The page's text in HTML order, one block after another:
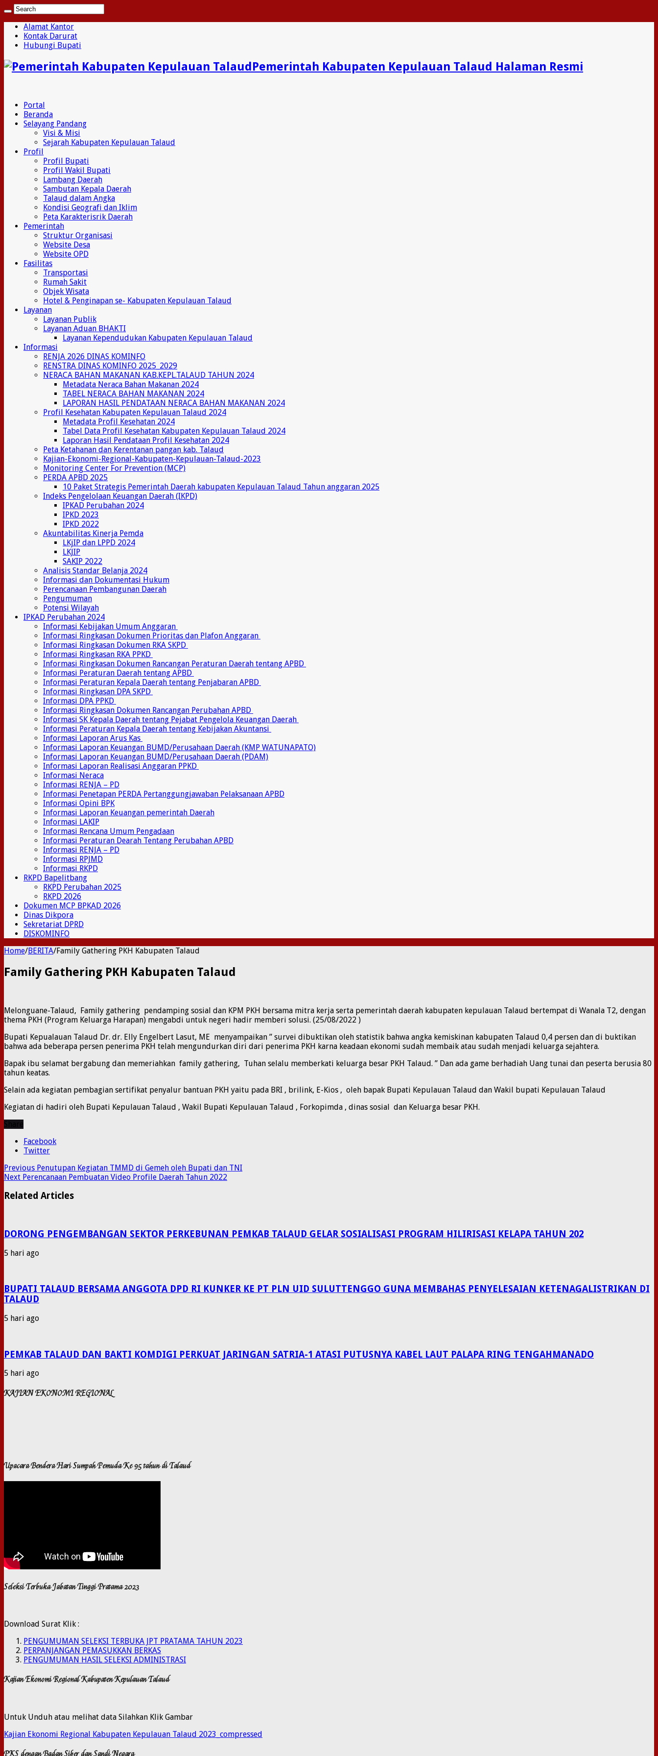
Alamat Kantor
Kontak Darurat
Hubungi Bupati
Pemerintah Kabupaten Kepulauan Talaud Halaman Resmi
Portal
Beranda
Selayang Pandang
Visi & Misi
Sejarah Kabupaten Kepulauan Talaud
Profil
Profil Bupati
Profil Wakil Bupati
Lambang Daerah
Sambutan Kepala Daerah
Talaud dalam Angka
Kondisi Geografi dan Iklim
Peta Karakterisrik Daerah
Pemerintah
Struktur Organisasi
Website Desa
Website OPD
Fasilitas
Transportasi
Rumah Sakit
Objek Wisata
Hotel & Penginapan se- Kabupaten Kepulauan Talaud
Layanan
Layanan Publik
Layanan Aduan BHAKTI
Layanan Kependudukan Kabupaten Kepulauan Talaud
Informasi
RENJA 2026 DINAS KOMINFO
RENSTRA DINAS KOMINFO 2025_2029
NERACA BAHAN MAKANAN KAB.KEPL.TALAUD TAHUN 2024
Metadata Neraca Bahan Makanan 2024
TABEL NERACA BAHAN MAKANAN 2024
LAPORAN HASIL PENDATAAN NERACA BAHAN MAKANAN 2024
Profil Kesehatan Kabupaten Kepulauan Talaud 2024
Metadata Profil Kesehatan 2024
Tabel Data Profil Kesehatan Kabupaten Kepulauan Talaud 2024
Laporan Hasil Pendataan Profil Kesehatan 2024
Peta Ketahanan dan Kerentanan pangan kab. Talaud
Kajian-Ekonomi-Regional-Kabupaten-Kepulauan-Talaud-2023
Monitoring Center For Prevention (MCP)
PERDA APBD 2025
10 Paket Strategis Pemerintah Daerah kabupaten Kepulauan Talaud Tahun anggaran 2025
Indeks Pengelolaan Keuangan Daerah (IKPD)
IPKAD Perubahan 2024
IPKD 2023
IPKD 2022
Akuntabilitas Kinerja Pemda
LKjIP dan LPPD 2024
LKJIP
SAKIP 2022
Analisis Standar Belanja 2024
Informasi dan Dokumentasi Hukum
Perencanaan Pembangunan Daerah
Pengumuman
Potensi Wilayah
IPKAD Perubahan 2024
Informasi Kebijakan Umum Anggaran
Informasi Ringkasan Dokumen Prioritas dan Plafon Anggaran
Informasi Ringkasan Dokumen RKA SKPD
Informasi Ringkasan RKA PPKD
Informasi Ringkasan Dokumen Rancangan Peraturan Daerah tentang APBD
Informasi Peraturan Daerah tentang APBD
Informasi Peraturan Kepala Daerah tentang Penjabaran APBD
Informasi Ringkasan DPA SKPD
Informasi DPA PPKD
Informasi Ringkasan Dokumen Rancangan Perubahan APBD
Informasi SK Kepala Daerah tentang Pejabat Pengelola Keuangan Daerah
Informasi Peraturan Kepala Daerah tentang Kebijakan Akuntansi
Informasi Laporan Arus Kas
Informasi Laporan Keuangan BUMD/Perusahaan Daerah (KMP WATUNAPATO)
Informasi Laporan Keuangan BUMD/Perusahaan Daerah (PDAM)
Informasi Laporan Realisasi Anggaran PPKD
Informasi Neraca
Informasi RENJA – PD
Informasi Penetapan PERDA Pertanggungjawaban Pelaksanaan APBD
Informasi Opini BPK
Informasi Laporan Keuangan pemerintah Daerah
Informasi LAKIP
Informasi Rencana Umum Pengadaan
Informasi Peraturan Dearah Tentang Perubahan APBD
Informasi RENJA – PD
Informasi RPJMD
Informasi RKPD
RKPD Bapelitbang
RKPD Perubahan 2025
RKPD 2026
Dokumen MCP BPKAD 2026
Dinas Dikpora
Sekretariat DPRD
DISKOMINFO
Home/BERITA/Family Gathering PKH Kabupaten Talaud
Family Gathering PKH Kabupaten Talaud
Melonguane-Talaud, Family gathering pendamping sosial dan KPM PKH bersama mitra kerja serta pemerintah daerah kabupaten kepulauan Talaud bertempat di Wanala T2, dengan
thema PKH (Program Keluarga Harapan) mengabdi untuk negeri hadir memberi solusi. (25/08/2022 )
Bupati Kepualauan Talaud Dr. dr. Elly Engelbert Lasut, ME menyampaikan ” survei dibuktikan oleh statistik bahwa angka kemiskinan kabupaten Talaud 0,4 persen dan di buktikan
bahwa ada beberapa persen penerima PKH telah mengundurkan diri dari penerima PKH karna keadaan ekonomi sudah membaik atau sudah menjadi keluarga sejahtera.
Bapak ibu selamat bergabung dan memeriahkan family gathering, Tuhan selalu memberkati keluarga besar PKH Talaud. ” Dan ada game berhadiah Uang tunai dan peserta berusia 80
tahun keatas.
Selain ada kegiatan pembagian sertifikat penyalur bantuan PKH yaitu pada BRI , brilink, E-Kios , oleh bapak Bupati Kepulauan Talaud dan Wakil bupati Kepulauan Talaud
Kegiatan di hadiri oleh Bupati Kepulauan Talaud , Wakil Bupati Kepulauan Talaud , Forkopimda , dinas sosial dan Keluarga besar PKH.
Facebook
Twitter
Previous Penutupan Kegiatan TMMD di Gemeh oleh Bupati dan TNI
Next Perencanaan Pembuatan Video Profile Daerah Tahun 2022
Related Articles
DORONG PENGEMBANGAN SEKTOR PERKEBUNAN PEMKAB TALAUD GELAR SOSIALISASI PROGRAM HILIRISASI KELAPA TAHUN 202
5 hari ago
BUPATI TALAUD BERSAMA ANGGOTA DPD RI KUNKER KE PT PLN UID SULUTTENGGO GUNA MEMBAHAS PENYELESAIAN KETENAGALISTRIKAN DI
TALAUD
5 hari ago
PEMKAB TALAUD DAN BAKTI KOMDIGI PERKUAT JARINGAN SATRIA-1 ATASI PUTUSNYA KABEL LAUT PALAPA RING TENGAHMANADO
5 hari ago
KAJIAN EKONOMI REGIONAL
Upacara Bendera Hari Sumpah Pemuda Ke 95 tahun di Talaud
Seleksi Terbuka Jabatan Tinggi Pratama 2023
Download Surat Klik :
PENGUMUMAN SELEKSI TERBUKA JPT PRATAMA TAHUN 2023
PERPANJANGAN PEMASUKKAN BERKAS
PENGUMUMAN HASIL SELEKSI ADMINISTRASI
Kajian Ekonomi Regional Kabupaten Kepulauan Talaud
Untuk Unduh atau melihat data Silahkan Klik Gambar
Kajian Ekonomi Regional Kabupaten Kepulauan Talaud 2023_compressed
PKS dengan Badan Siber dan Sandi Negara